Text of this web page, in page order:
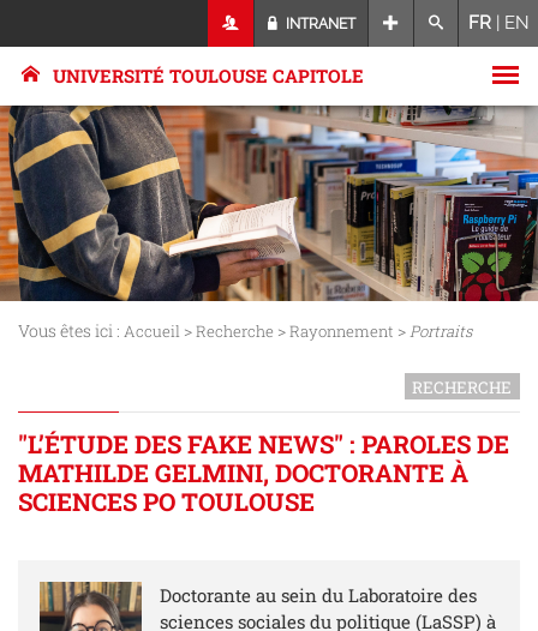
INTRANET FR | EN
UNIVERSITÉ TOULOUSE CAPITOLE
Vous êtes ici : Accueil >Recherche >Rayonnement >Portraits
RECHERCHE
"L’ÉTUDE DES FAKE NEWS" : PAROLES DE
MATHILDE GELMINI, DOCTORANTE À
SCIENCES PO TOULOUSE
Doctorante au sein du Laboratoire des
sciences sociales du politique (LaSSP) à